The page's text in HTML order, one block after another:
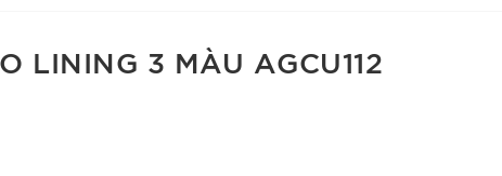
LINING 3 MÀU AGCU112